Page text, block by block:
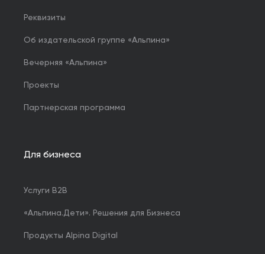
Реквизиты
Об издательской группе «Альпина»
Вечерняя «Альпина»
Проекты
Партнерская программа
Для бизнеса
Услуги B2B
«Альпина.Дети». Решения для Бизнеса
Продукты Alpina Digital